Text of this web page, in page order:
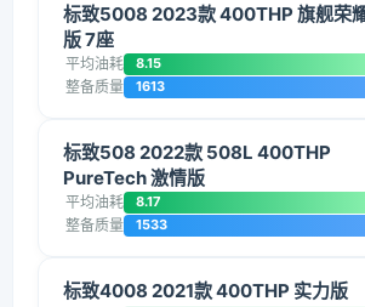
标致5008 2023款 400THP 旗舰荣
版 7座
平均油耗 8.15
整备质量 1613
标致508 2022款 508L 400THP
PureTech 激情版
平均油耗 8.17
整备质量 1533
标致4008 2021款 400THP 实力版